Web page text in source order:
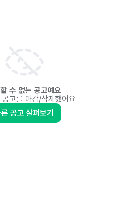
수 없는 공고예요
공고를 마감/삭제했어요
른 공고 살펴보기